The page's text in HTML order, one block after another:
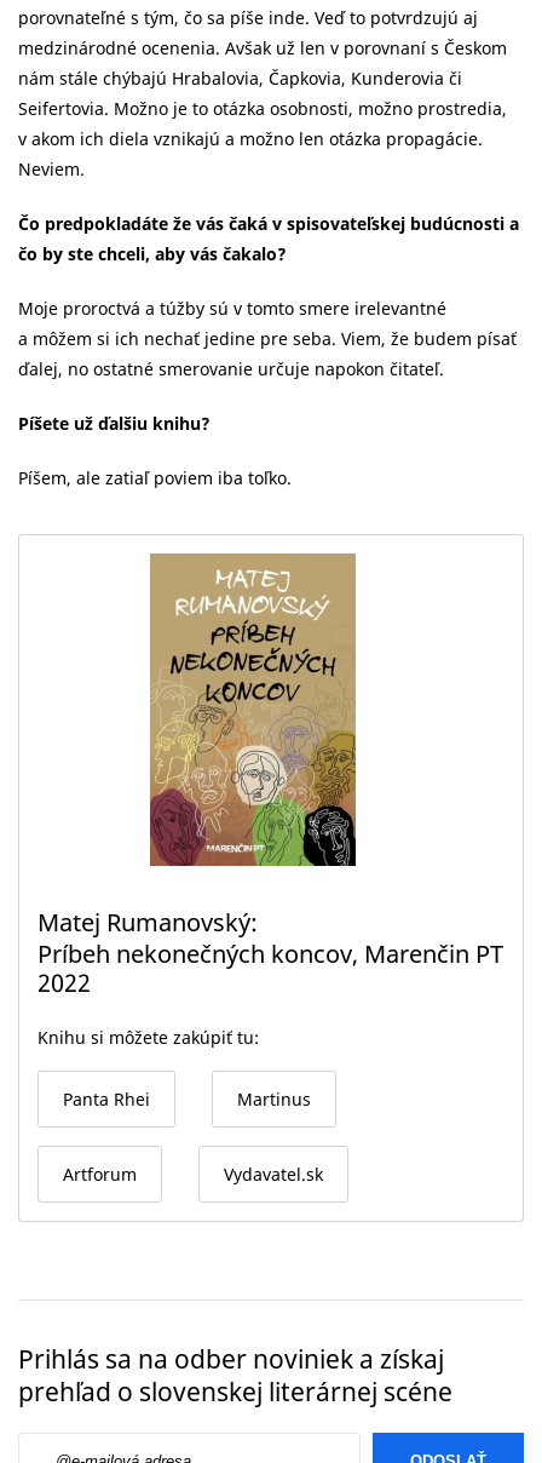
porovnateľné s tým, čo sa píše inde. Veď to potvrdzujú aj
medzinárodné ocenenia. Avšak už len v porovnaní s Českom
nám stále chýbajú Hrabalovia, Čapkovia, Kunderovia či
Seifertovia. Možno je to otázka osobnosti, možno prostredia,
v akom ich diela vznikajú a možno len otázka propagácie.
Neviem.
Čo predpokladáte že vás čaká v spisovateľskej budúcnosti a
čo by ste chceli, aby vás čakalo?
Moje proroctvá a túžby sú v tomto smere irelevantné
a môžem si ich nechať jedine pre seba. Viem, že budem písať
ďalej, no ostatné smerovanie určuje napokon čitateľ.
Píšete už ďalšiu knihu?
Píšem, ale zatiaľ poviem iba toľko.
Matej Rumanovský
Príbeh nekonečných koncov, Marenčin PT
2022
Knihu si môžete zakúpiť tu:
Panta Rhei Martinus
Artforum Vydavatel.sk
Prihlás sa na odber noviniek a získaj
prehľad o slovenskej literárnej scéne